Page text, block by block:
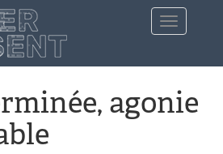
Toggle
navigation
agonie